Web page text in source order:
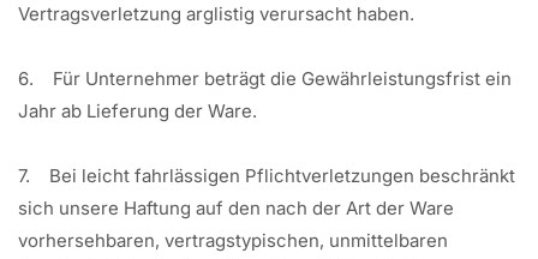
Vertragsverletzung arglistig verursacht haben.
6. Für Unternehmer beträgt die Gewährleistungsfrist ein
Jahr ab Lieferung der Ware.
7. Bei leicht fahrlässigen Pflichtverletzungen beschränkt
sich unsere Haftung auf den nach der Art der Ware
vorhersehbaren, vertragstypischen, unmittelbaren